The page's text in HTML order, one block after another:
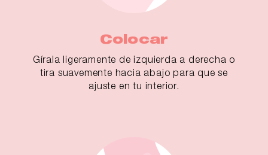
Colocar
Gírala ligeramente de izquierda a derecha o
tira suavemente hacia abajo para que se
ajuste en tu interior.